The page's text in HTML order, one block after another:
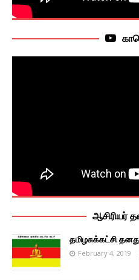
ஆசிரியர்
தமிழசுக்கட்சி
February 4, 2019